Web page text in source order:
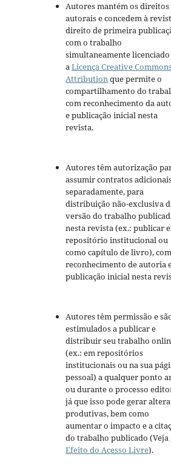
Autores mantém os direitos
autorais e concedem à
direito de primeira
com o trabalho
simultaneamente
aLicença Creative
Attributionque permite o
compartilhamento do
com reconhecimento da
e publicação inicial nesta
revista.
Autores têm autorização
assumir contratos
separadamente, para
distribuição não-exclusiva
versão do trabalho
nesta revista (ex.: publicar
repositório institucional ou
como capítulo de livro), com
reconhecimento de autoria
publicação inicial nesta
Autores têm permissão e
estimulados a publicar e
distribuir seu trabalho
(ex.: em repositórios
institucionais ou na sua
pessoal) a qualquer ponto
ou durante o processo
já que isso pode gerar
produtivas, bem como
aumentar o impacto e a
do trabalho publicado (Veja
Efeito do Acesso Livre).